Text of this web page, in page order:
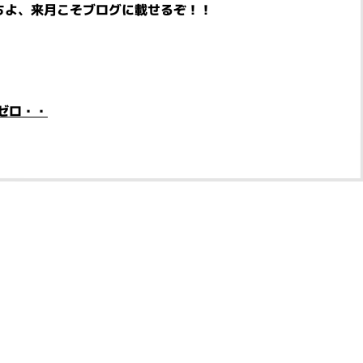
よ、来月こそブログに載せるぞ！！
ロ・・